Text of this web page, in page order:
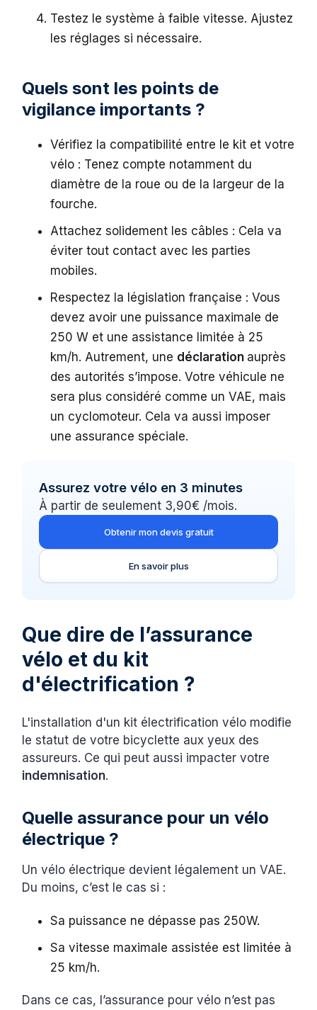
Testez le système à faible vitesse. Ajustez
les réglages si nécessaire.
Quels sont les points de
vigilance importants ?
Vérifiez la compatibilité entre le kit et votre
vélo : Tenez compte notamment du
diamètre de la roue ou de la largeur de la
fourche.
Attachez solidement les câbles : Cela va
éviter tout contact avec les parties
mobiles.
Respectez la législation française : Vous
devez avoir une puissance maximale de
250 W et une assistance limitée à 25
km/h. Autrement, une déclaration auprès
des autorités s’impose. Votre véhicule ne
sera plus considéré comme un VAE, mais
un cyclomoteur. Cela va aussi imposer
une assurance spéciale.
Assurez votre vélo en 3 minutes
À partir de seulement 3,90€ /mois.
Obtenir mon devis gratuit
En savoir plus
Que dire de l’assurance
vélo et du kit
d'électrification ?
L'installation d'un kit électrification vélo modifie
le statut de votre bicyclette aux yeux des
assureurs. Ce qui peut aussi impacter votre
indemnisation.
Quelle assurance pour un vélo
électrique ?
Un vélo électrique devient légalement un VAE.
Du moins, c’est le cas si :
Sa puissance ne dépasse pas 250W.
Sa vitesse maximale assistée est limitée à
25 km/h.
Dans ce cas, l’assurance pour vélo n’est pas